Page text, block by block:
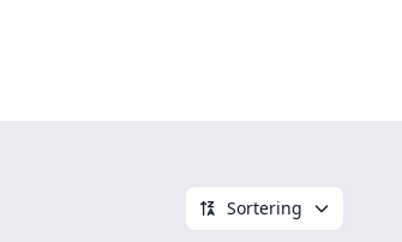
Sortering